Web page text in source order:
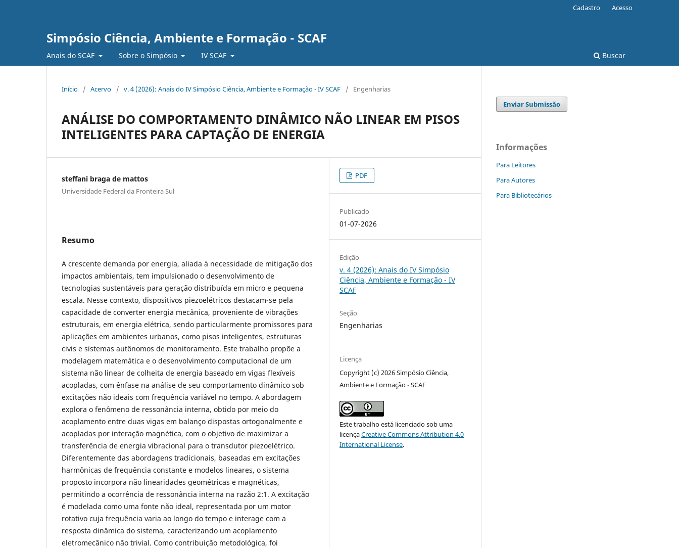
Simpósio Ciência, Ambiente e Formação - SCAF
Anais do SCAF Sobre o Simpósio IV SCAF Buscar
Cadastro Acesso
Início / Acervo / v. 4 (2026): Anais do IV Simpósio Ciência, Ambiente e Formação - IV SCAF / Engenharias
ANÁLISE DO COMPORTAMENTO DINÂMICO NÃO LINEAR EM PISOS
INTELIGENTES PARA CAPTAÇÃO DE ENERGIA
steffani braga de mattos
Universidade Federal da Fronteira Sul
Resumo
A crescente demanda por energia, aliada à necessidade de mitigação dos
impactos ambientais, tem impulsionado o desenvolvimento de
tecnologias sustentáveis para geração distribuída em micro e pequena
escala. Nesse contexto, dispositivos piezoelétricos destacam-se pela
capacidade de converter energia mecânica, proveniente de vibrações
estruturais, em energia elétrica, sendo particularmente promissores para
aplicações em ambientes urbanos, como pisos inteligentes, estruturas
civis e sistemas autônomos de monitoramento. Este trabalho propõe a
modelagem matemática e o desenvolvimento computacional de um
sistema não linear de colheita de energia baseado em vigas flexíveis
acopladas, com ênfase na análise de seu comportamento dinâmico sob
excitações não ideais com frequência variável no tempo. A abordagem
explora o fenômeno de ressonância interna, obtido por meio do
acoplamento entre duas vigas em balanço dispostas ortogonalmente e
acopladas por interação magnética, com o objetivo de maximizar a
transferência de energia vibracional para o transdutor piezoelétrico.
Diferentemente das abordagens tradicionais, baseadas em excitações
harmônicas de frequência constante e modelos lineares, o sistema
proposto incorpora não linearidades geométricas e magnéticas,
permitindo a ocorrência de ressonância interna na razão 2:1. A excitação
é modelada como uma fonte não ideal, representada por um motor
rotativo cuja frequência varia ao longo do tempo e interage com a
resposta dinâmica do sistema, caracterizando um acoplamento
eletromecânico não trivial. Como contribuição metodológica, foi
PDF
Publicado
01-07-2026
Edição
v. 4 (2026): Anais do IV Simpósio
Ciência, Ambiente e Formação - IV
SCAF
Seção
Engenharias
Licença
Copyright (c) 2026 Simpósio Ciência,
Ambiente e Formação - SCAF
Este trabalho está licenciado sob uma
licençaCreative Commons Attribution 4.0
International License.
Enviar Submissão
Informações
Para Leitores
Para Autores
Para Bibliotecários